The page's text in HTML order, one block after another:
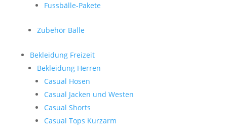
Fussbälle-Pakete
Zubehör Bälle
Bekleidung Freizeit
Bekleidung Herren
Casual Hosen
Casual Jacken und Westen
Casual Shorts
Casual Tops Kurzarm